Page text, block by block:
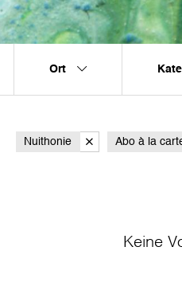
Ort
Nuithonie Abo à la
Keine